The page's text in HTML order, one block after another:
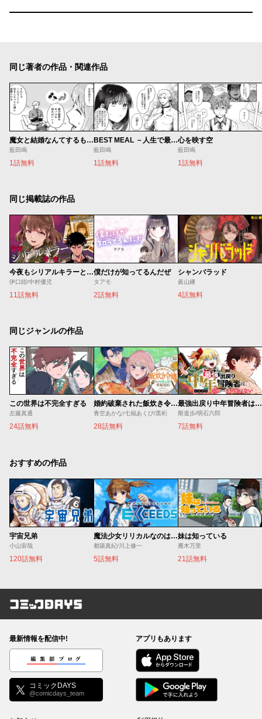
同じ著者の作品・関連作品
魔女と結婚なんてするもんじゃない！
藍田鳴
1話無料
BEST MEAL －人生で最高の献立－
藍田鳴
1話無料
心を映す空
藍田鳴
1話無料
同じ掲載誌の作品
今夜もシリアルキラーと待ち合わせ
伊口紺/中村優児
11話無料
僕だけが知ってるんだぜ
タアモ
2話無料
シャンバラッド
眞山継
4話無料
同じジャンルの作品
この世界は不完全すぎる
左藤真通
24話無料
婚約破棄された飯炊き令嬢の私は冷酷公爵と専属契約しました～ですが胃袋を掴んだ結果、冷たかった公爵様がどんどん優しくなっています～
青空あかな/七福あくび/黒裄
28話無料
最強出戻り中年冒険者は、今さら命なんてかけたくない
斯道歩/明石六郎
7話無料
おすすめの作品
宇宙兄弟
小山宙哉
120話無料
魔法少女リリカルなのは EXCEEDS
都築真紀/川上修一
5話無料
妹は知っている
雁木万里
21話無料
コミックDAYS
最新情報を配信中!
編集部ブログ
コミックDAYS
@comicdays_team
アプリもあります